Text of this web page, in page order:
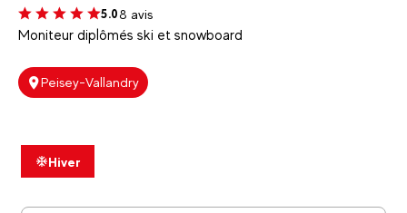
5.08 avis
Moniteur diplômés ski et snowboard
Peisey-Vallandry
Hiver